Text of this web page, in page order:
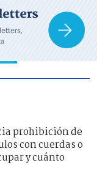
prohibición de
con cuerdas o
y cuánto